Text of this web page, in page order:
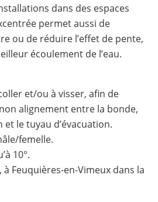
dans des espaces
permet aussi de
ou de réduire l’effet de pente,
écoulement de l’eau.
et/ou à visser, afin de
alignement entre la bonde,
le tuyau d’évacuation.
femelle.
10°.
à Feuquières-en-Vimeux dans la